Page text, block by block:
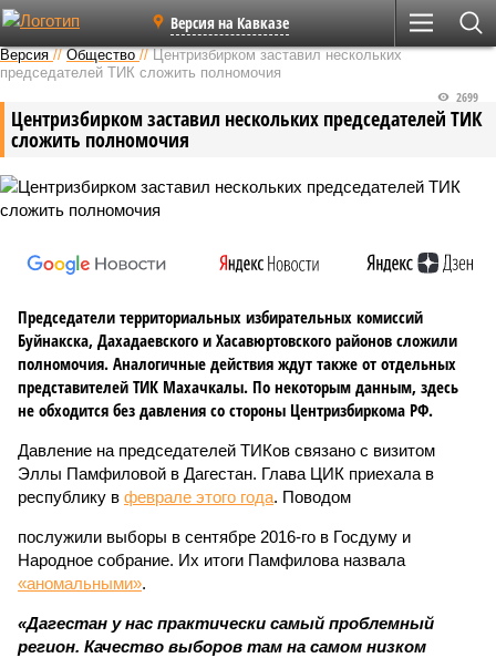
Версия на Кавказе
Версия //Общество //Центризбирком заставил нескольких
председателей ТИК сложить полномочия
Центризбирком заставил нескольких председателей ТИК
сложить полномочия
2699
Председатели территориальных избирательных комиссий
Буйнакска, Дахадаевского и Хасавюртовского районов сложили
полномочия. Аналогичные действия ждут также от отдельных
представителей ТИК Махачкалы. По некоторым данным, здесь
не обходится без давления со стороны Центризбиркома РФ.
Давление на председателей ТИКов связано с визитом
Эллы Памфиловой в Дагестан. Глава ЦИК приехала в
республику в феврале этого года. Поводом
послужили выборы в сентябре 2016-го в Госдуму и
Народное собрание. Их итоги Памфилова назвала
«аномальными».
«Дагестан у нас практически самый проблемный
регион. Качество выборов там на самом низком